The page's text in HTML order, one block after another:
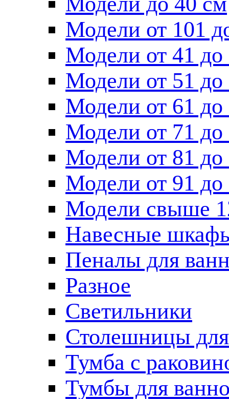
Модели от 101
Модели от 41 до
Модели от 51 до
Модели от 61 до
Модели от 71 до
Модели от 81 до
Модели от 91 до
Модели свыше
Навесные
Пеналы для
Разное
Светильники
Столешницы
Тумба с
Тумбы для